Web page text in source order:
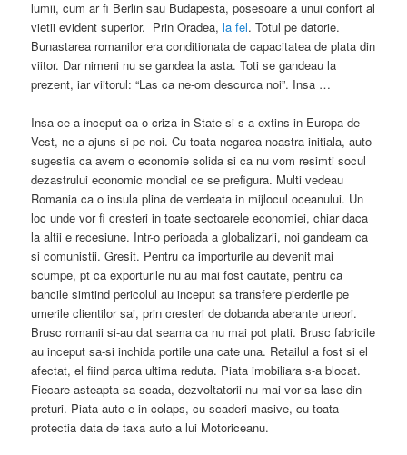
lumii, cum ar fi Berlin sau Budapesta, posesoare a unui confort al
vietii evident superior. Prin Oradea,la fel. Totul pe datorie.
Bunastarea romanilor era conditionata de capacitatea de plata din
viitor. Dar nimeni nu se gandea la asta. Toti se gandeau la
prezent, iar viitorul: “Las ca ne-om descurca noi”. Insa …
Insa ce a inceput ca o criza in State si s-a extins in Europa de
Vest, ne-a ajuns si pe noi. Cu toata negarea noastra initiala, auto-
sugestia ca avem o economie solida si ca nu vom resimti socul
dezastrului economic mondial ce se prefigura. Multi vedeau
Romania ca o insula plina de verdeata in mijlocul oceanului. Un
loc unde vor fi cresteri in toate sectoarele economiei, chiar daca
la altii e recesiune. Intr-o perioada a globalizarii, noi gandeam ca
si comunistii. Gresit. Pentru ca importurile au devenit mai
scumpe, pt ca exporturile nu au mai fost cautate, pentru ca
bancile simtind pericolul au inceput sa transfere pierderile pe
umerile clientilor sai, prin cresteri de dobanda aberante uneori.
Brusc romanii si-au dat seama ca nu mai pot plati. Brusc fabricile
au inceput sa-si inchida portile una cate una. Retailul a fost si el
afectat, el fiind parca ultima reduta. Piata imobiliara s-a blocat.
Fiecare asteapta sa scada, dezvoltatorii nu mai vor sa lase din
preturi. Piata auto e in colaps, cu scaderi masive, cu toata
protectia data de taxa auto a lui Motoriceanu.